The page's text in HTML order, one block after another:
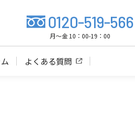
0120-519-566
月～金 10：00-19：00
よくある質問